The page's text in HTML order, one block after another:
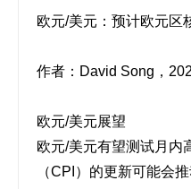
欧元/美元：预计欧元区
作者： David Song ，
欧元/美元展望
欧元/美元有望测试月内
（CPI）的更新可能会